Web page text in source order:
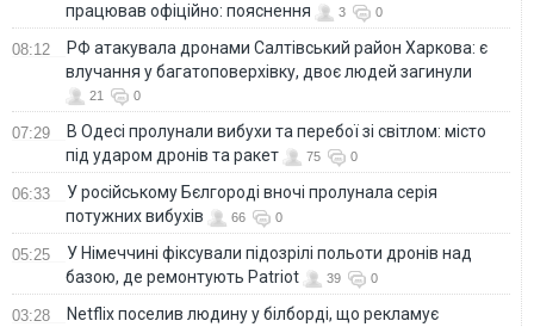
працював офіційно: пояснення
3 0
08:12
РФ атакувала дронами Салтівський район Харкова: є
влучання у багатоповерхівку, двоє людей загинули
21 0
07:29
В Одесі пролунали вибухи та перебої зі світлом: місто
під ударом дронів та ракет
75 0
06:33
У російському Бєлгороді вночі пролунала серія
потужних вибухів
66 0
05:25
У Німеччині фіксували підозрілі польоти дронів над
базою, де ремонтують Patriot
39 0
03:28
Netflix поселив людину у білборді, що рекламує